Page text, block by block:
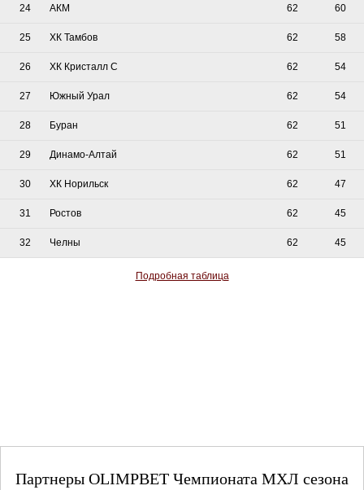
24 АКМ 62 60
25 ХК Тамбов 62 58
26 ХК Кристалл С 62 54
27 Южный Урал 62 54
28 Буран 62 51
29 Динамо-Алтай 62 51
30 ХК Норильск 62 47
31 Ростов 62 45
32 Челны 62 45
Подробная таблица
Партнеры OLIMPBET Чемпионата МХЛ сезона